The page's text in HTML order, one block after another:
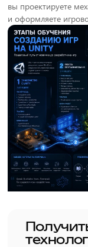
вы проектируете
и оформляете